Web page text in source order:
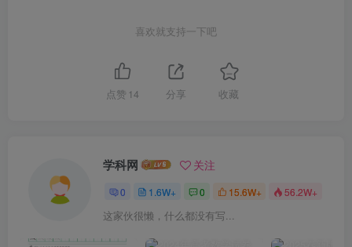
喜欢就支持一下吧
点赞 14 分享 收藏
学科网 关注
0 1.6W+ 0 15.6W+ 56.2W+
这家伙很懒，什么都没有写...